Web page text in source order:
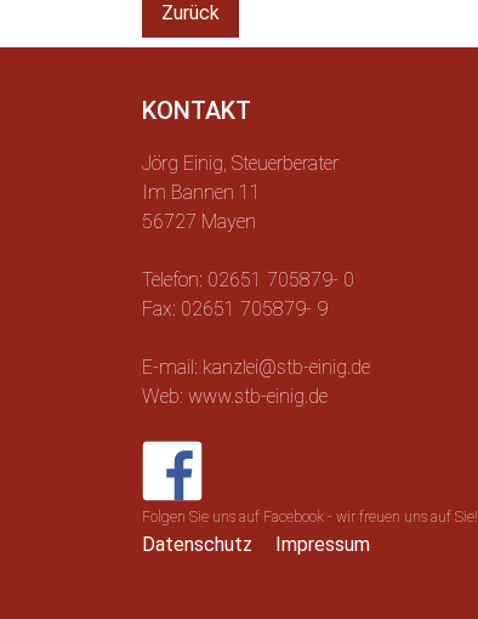
Zurück
KONTAKT
Jörg Einig, Steuerberater
Im Bannen 11
56727 Mayen
Telefon: 02651 705879- 0
Fax: 02651 705879- 9
E-mail: kanzlei@stb-einig.de
Web: www.stb-einig.de
Folgen Sie uns auf Facebook - wir freuen uns auf Sie!
Datenschutz Impressum